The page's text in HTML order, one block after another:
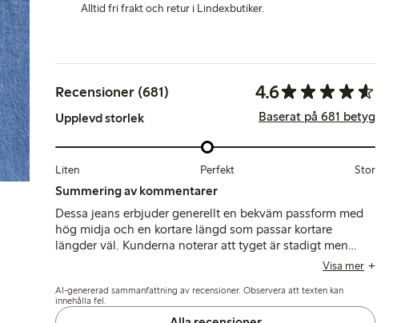
Alltid fri frakt och retur i Lindexbutiker.
Recensioner (681) 4.6
Upplevd storlek Baserat på 681 betyg
Liten Perfekt Stor
Summering av kommentarer
Dessa jeans erbjuder generellt en bekväm passform med
hög midja och en kortare längd som passar kortare
längder väl. Kunderna noterar att tyget är stadigt men
ändå mjukt, även om storlekarna kan variera, där vissa
och att de blir vidare efter användning.
Visa mer
AI-genererad sammanfattning av recensioner. Observera att texten kan
innehålla fel.